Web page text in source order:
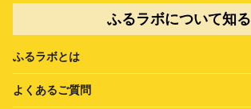
ふるラボについて知る
ふるラボとは
よくあるご質問